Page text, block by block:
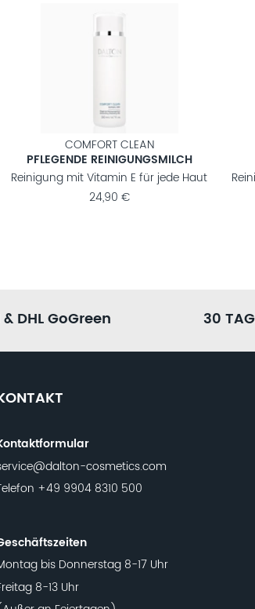
COMFORT CLEAN
PFLEGENDE REINIGUNGSMILCH
Reinigung mit Vitamin E für jede Haut
24,90 €
& DHL GoGreen 30
cosmetics.com
+49 9904 8310 500
bis Donnerstag 8-17 Uhr
8-13 Uhr